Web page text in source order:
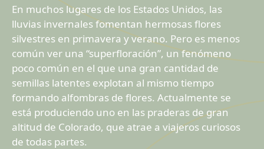
En muchos lugares de los Estados Unidos, las
lluvias invernales fomentan hermosas flores
silvestres en primavera y verano. Pero es menos
común ver una “superfloración”, un fenómeno
poco común en el que una gran cantidad de
semillas latentes explotan al mismo tiempo
formando alfombras de flores. Actualmente se
está produciendo uno en las praderas de gran
altitud de Colorado, que atrae a viajeros curiosos
de todas partes.